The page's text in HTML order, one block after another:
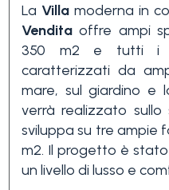
La Villa moderna in
Vendita offre ampi
350 m2 e tutti i
caratterizzati da
mare, sul giardino e
verrà realizzato sullo
sviluppa su tre ampie
m2. Il progetto è
un livello di lusso e
Qualsiasi
2
3+